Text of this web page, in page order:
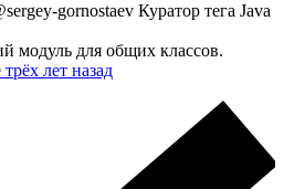
gornostaev Куратор тега Java
модуль для общих классов.
трёх лет назад